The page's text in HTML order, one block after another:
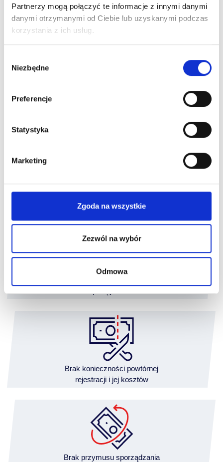
Partnerzy mogą połączyć te informacje z innymi danymi
danymi otrzymanymi od Ciebie lub uzyskanymi podczas
korzystania z ich usług.
zgody
Niezbędne
Preferencje
Statystyka
Marketing
Zgoda na wszystkie
Zezwól na wybór
Odmowa
Ciebie
informacje
niezbędne
najkorzystniejszą
ofertę Leasingu
Dlaczego warto?
Brak konieczności powtórnej
rejestracji i jej kosztów
Brak przymusu sporządzania